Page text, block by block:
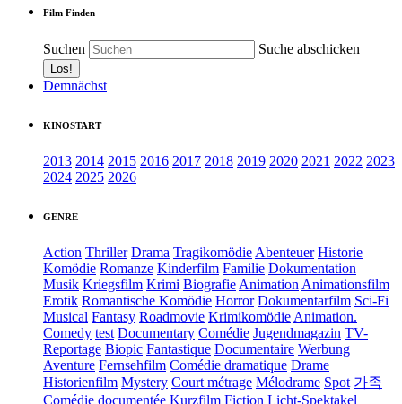
Film Finden
Suchen Suche abschicken
Demnächst
KINOSTART
2013 2014 2015 2016 2017 2018 2019 2020 2021 2022 2023
2024 2025 2026
GENRE
Action Thriller Drama Tragikomödie Abenteuer Historie
Komödie Romanze Kinderfilm Familie Dokumentation
Musik Kriegsfilm Krimi Biografie Animation Animationsfilm
Erotik Romantische Komödie Horror Dokumentarfilm Sci-Fi
Musical Fantasy Roadmovie Krimikomödie Animation.
Comedy test Documentary Comédie Jugendmagazin TV-
Reportage Biopic Fantastique Documentaire Werbung
Aventure Fernsehfilm Comédie dramatique Drame
Historienfilm Mystery Court métrage Mélodrame Spot 가족
Comédie documentée Kurzfilm Fiction Licht-Spektakel